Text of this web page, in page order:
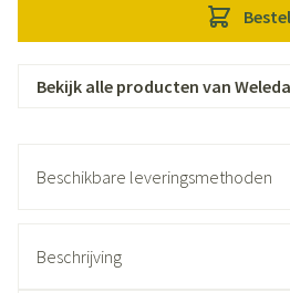
Bestel
Bekijk alle producten van Weleda
Beschikbare leveringsmethoden
Beschrijving